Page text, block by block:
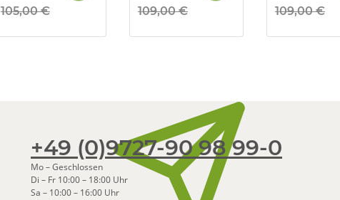
105,00 € 109,00 € 109,00 €
+49 (0)9727-90 98 99-0
Mo – Geschlossen
Di – Fr 10:00 – 18:00 Uhr
Sa – 10:00 – 16:00 Uhr